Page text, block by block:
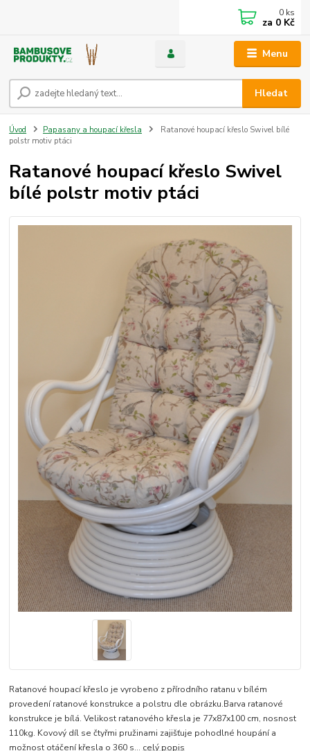
Menu
Hledat
0 ks
za 0 Kč
Úvod Papasany a houpací křesla
Ratanové houpací křeslo Swivel bílé
polstr motiv ptáci
Ratanové houpací křeslo Swivel
bílé polstr motiv ptáci
Ratanové houpací křeslo je vyrobeno z přírodního ratanu v bílém
provedení ratanové konstrukce a polstru dle obrázku.Barva ratanové
konstrukce je bílá. Velikost ratanového křesla je 77x87x100 cm, nosnost
110kg. Kovový díl se čtyřmi pružinami zajišťuje pohodlné houpání a
možnost otáčení křesla o 360 s... celý popis